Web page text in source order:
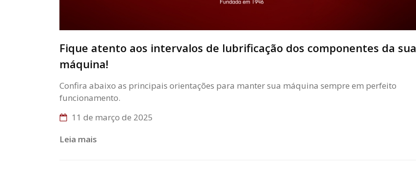
Fique atento aos intervalos de lubrificação dos componentes da sua
máquina!
Confira abaixo as principais orientações para manter sua máquina sempre em perfeito
funcionamento.
11 de março de 2025
Leia mais